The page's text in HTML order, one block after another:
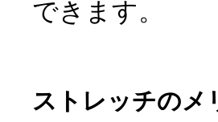
できます。
ストレッチのメ